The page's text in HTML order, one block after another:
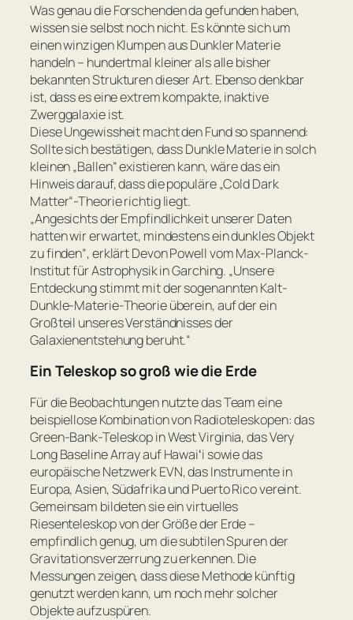
Was genau die Forschenden da gefunden haben,
wissen sie selbst noch nicht. Es könnte sich um
einen winzigen Klumpen aus Dunkler Materie
handeln – hundertmal kleiner als alle bisher
bekannten Strukturen dieser Art. Ebenso denkbar
ist, dass es eine extrem kompakte, inaktive
Zwerggalaxie ist.
Diese Ungewissheit macht den Fund so spannend:
Sollte sich bestätigen, dass Dunkle Materie in solch
kleinen „Ballen“ existieren kann, wäre das ein
Hinweis darauf, dass die populäre „Cold Dark
Matter“-Theorie richtig liegt.
„Angesichts der Empfindlichkeit unserer Daten
hatten wir erwartet, mindestens ein dunkles Objekt
zu finden“,erklärt Devon Powell vom Max-Planck-
Institut für Astrophysik in Garching. „Unsere
Entdeckung stimmt mit der sogenannten Kalt-
Dunkle-Materie-Theorie überein, auf der ein
Großteil unseres Verständnisses der
Galaxienentstehung beruht.“
Ein Teleskop so groß wie die Erde
Für die Beobachtungen nutzte das Team eine
beispiellose Kombination von Radioteleskopen: das
Green-Bank-Teleskop in West Virginia, das Very
Long Baseline Array auf Hawaiʻi sowie das
europäische Netzwerk EVN, das Instrumente in
Europa, Asien, Südafrika und Puerto Rico vereint.
Gemeinsam bildeten sie ein virtuelles
Riesenteleskop von der Größe der Erde –
empfindlich genug, um die subtilen Spuren der
Gravitationsverzerrung zu erkennen. Die
Messungen zeigen, dass diese Methode künftig
genutzt werden kann, um noch mehr solcher
Objekte aufzuspüren.